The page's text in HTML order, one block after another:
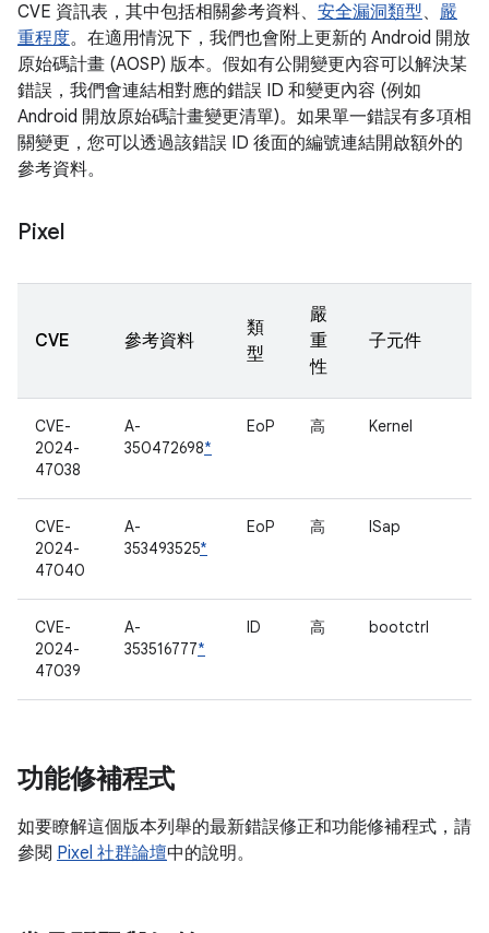
CVE 資訊表，其中包括相關參考資料、 安全漏洞類型、 嚴
重程度。在適用情況下，我們也會附上更新的 Android 開放
原始碼計畫 (AOSP) 版本。假如有公開變更內容可以解決某
錯誤，我們會連結相對應的錯誤 ID 和變更內容 (例如
Android 開放原始碼計畫變更清單)。如果單一錯誤有多項相
關變更，您可以透過該錯誤 ID 後面的編號連結開啟額外的
參考資料。
Pixel
CVE 參考資料
類
型
嚴
重
性
子元件
CVE-
2024-
47038
A-
350472698*
EoP 高 Kernel
CVE-
2024-
47040
A-
353493525*
EoP 高 ISap
CVE-
2024-
47039
A-
353516777*
ID 高 bootctrl
功能修補程式
如要瞭解這個版本列舉的最新錯誤修正和功能修補程式，請
參閱 Pixel 社群論壇中的說明。